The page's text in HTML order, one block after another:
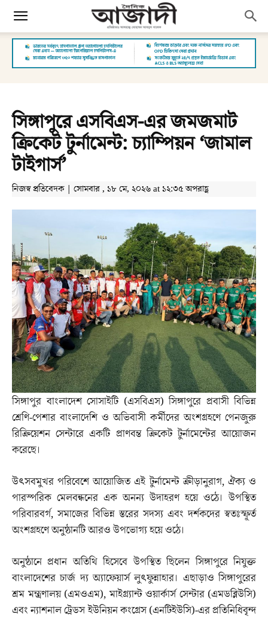
সিঙ্গাপুরে এসবিএস-এর জমজমাট
ক্রিকেট টুর্নামেন্ট: চ্যাম্পিয়ন ‘জামাল
টাইগার্স’
নিজস্ব প্রতিবেদক | সোমবার , ১৮ মে, ২০২৬ at ১২:৩৫ অপরাহ্ণ
সিঙ্গাপুর বাংলাদেশ সোসাইটি (এসবিএস) সিঙ্গাপুরে প্রবাসী বিভিন্ন
শ্রেণি-পেশার বাংলাদেশি ও অভিবাসী কর্মীদের অংশগ্রহণে পেনজুরু
রিক্রিয়েশন সেন্টারে একটি প্রাণবন্ত ক্রিকেট টুর্নামেন্টের আয়োজন
করেছে।
উৎসবমুখর পরিবেশে আয়োজিত এই টুর্নামেন্ট ক্রীড়ানুরাগ, ঐক্য ও
পারস্পরিক মেলবন্ধনের এক অনন্য উদাহরণ হয়ে ওঠে। উপস্থিত
পরিবারবর্গ, সমাজের বিভিন্ন স্তরের সদস্য এবং দর্শকদের স্বতঃস্ফূর্ত
অংশগ্রহণে অনুষ্ঠানটি আরও উপভোগ্য হয়ে ওঠে।
অনুষ্ঠানে প্রধান অতিথি হিসেবে উপস্থিত ছিলেন সিঙ্গাপুরে নিযুক্ত
বাংলাদেশের চার্জ দ্য অ্যাফেয়ার্স লুৎফুন্নাহার। এছাড়াও সিঙ্গাপুরের
শ্রম মন্ত্রণালয় (এমওএম), মাইগ্র্যান্ট ওয়ার্কার্স সেন্টার (এমডব্লিউসি)
এবং ন্যাশনাল ট্রেডস ইউনিয়ন কংগ্রেস (এনটিইউসি)-এর প্রতিনিধিবৃন্দ